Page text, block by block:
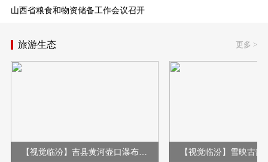
山西省粮食和物资储备工作会议召开
旅游生态 更多 >
【视觉临汾】吉县黄河壶口瀑布现冰挂彩虹壮美景观